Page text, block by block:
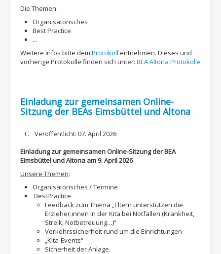
Die Themen:
Organisatorisches
Best Practice
...
Weitere Infos bitte dem Protokoll entnehmen. Dieses und
vorherige Protokolle finden sich unter: BEA Altona Protokolle
Einladung zur gemeinsamen Online-
Sitzung der BEAs Eimsbüttel und Altona
DetailsVeröffentlicht: 07. April 2026
Einladung zur gemeinsamen Online-Sitzung der BEA
Eimsbüttel und Altona am 9. April 2026
Unsere Themen:
Organisatorisches / Termine
BestPractice
Feedback zum Thema „Eltern unterstützen die
Erzieher:innen in der Kita bei Notfällen (Krankheit,
Streik, Notbetreuung…)“
Verkehrssicherheit rund um die Einrichtungen
„Kita-Events“
Sicherheit der Anlage.